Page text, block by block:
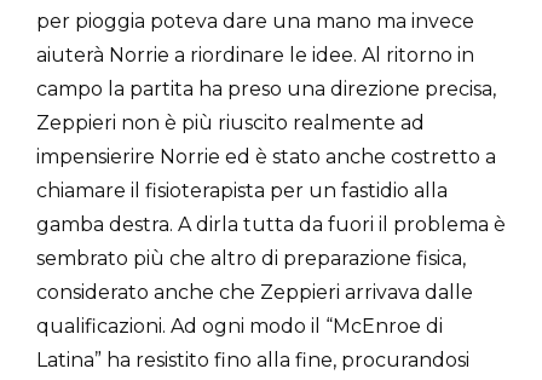
per pioggia poteva dare una mano ma invece
aiuterà Norrie a riordinare le idee. Al ritorno in
campo la partita ha preso una direzione precisa,
Zeppieri non è più riuscito realmente ad
impensierire Norrie ed è stato anche costretto a
chiamare il fisioterapista per un fastidio alla
gamba destra. A dirla tutta da fuori il problema è
sembrato più che altro di preparazione fisica,
considerato anche che Zeppieri arrivava dalle
qualificazioni. Ad ogni modo il “McEnroe di
Latina” ha resistito fino alla fine, procurandosi